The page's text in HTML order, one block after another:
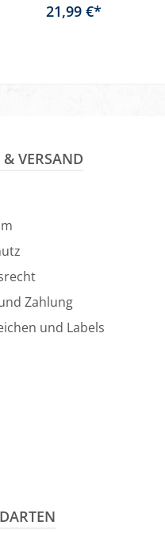
21,99 €*
& VERSAND
Zahlung
und Labels